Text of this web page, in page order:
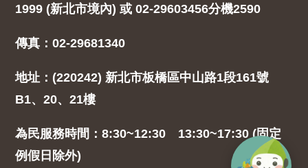
1999 (新北市境內) 或 02-29603456分機2590
傳真：02-29681340
地址：(220242) 新北市板橋區中山路1段161號
B1、20、21樓
為民服務時間：8:30~12:30 13:30~17:30 (固定
例假日除外)